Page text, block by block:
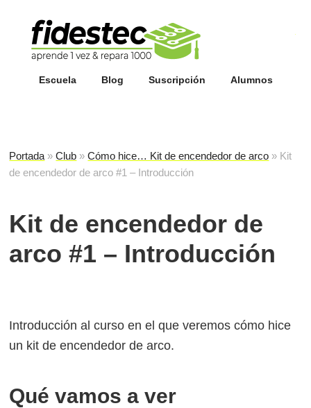
Escuela Blog Suscripción Alumnos
Portada »Club »Cómo hice… Kit de encendedor de arco » Kit
de encendedor de arco #1 – Introducción
Kit de encendedor de
arco #1 – Introducción
Introducción al curso en el que veremos cómo hice
un kit de encendedor de arco.
Qué vamos a ver